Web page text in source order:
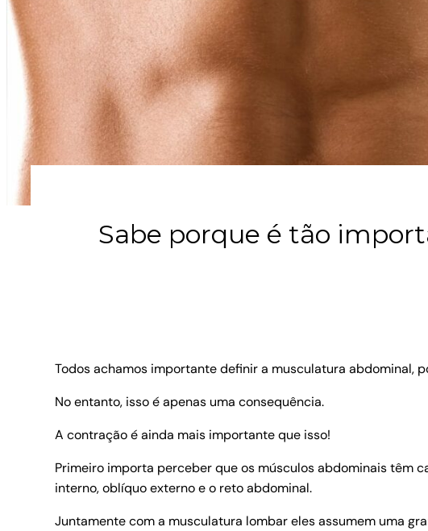
Sabe porque é tão
Todos achamos importante definir a musculatura abdominal,
No entanto, isso é apenas uma consequência.
A contração é ainda mais importante que isso!
Primeiro importa perceber que os músculos abdominais têm
interno, oblíquo externo e o reto abdominal.
Juntamente com a musculatura lombar eles assumem uma